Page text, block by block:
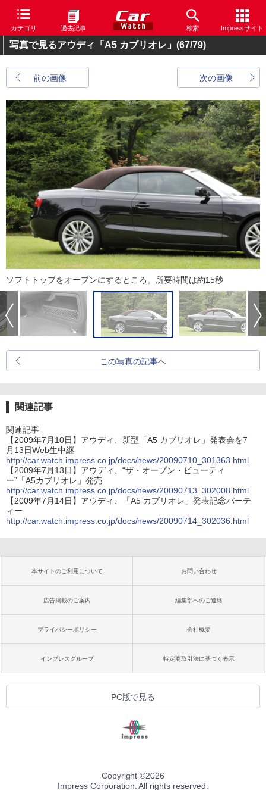
カテゴリ 過去記事 検索 Impressサイト
写真で見るアウディ「A5 カブリオレ」 (67/79)
前の画像 次の画像
ソフトトップをオープンにするところ。所要時間は約15秒
この写真の記事へ
関連記事
関連記事
【2009年7月10日】アウディ、新型「A5 カブリオレ」発表会を7
月13日Web生中継
http://car.watch.impress.co.jp/docs/news/20090710_301363.html
【2009年7月13日】アウディ、“ザ・オープン・ビューティ
ー”「A5カブリオレ」発売
http://car.watch.impress.co.jp/docs/news/20090713_302008.html
【2009年7月14日】アウディ、「A5 カブリオレ」発表記念パーテ
ィー
http://car.watch.impress.co.jp/docs/news/20090714_302036.html
本サイトのご利用について お問い合わせ
広告掲載のご案内 編集部へのご連絡
プライバシーポリシー 会社概要
インプレスグループ 特定商取引法に基づく表示
PC版で見る
Copyright ©2026
Impress Corporation. All rights reserved.